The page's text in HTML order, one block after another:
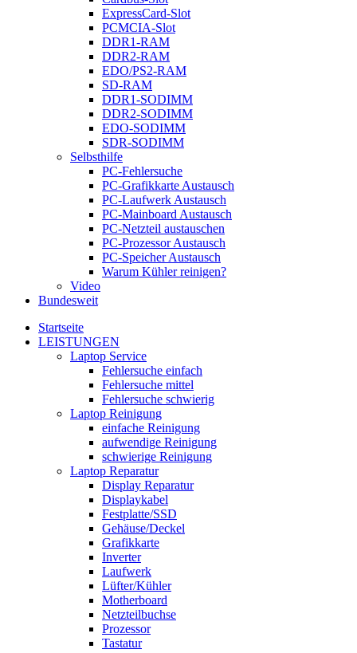
ExpressCard-Slot
PCMCIA-Slot
DDR1-RAM
DDR2-RAM
EDO/PS2-RAM
SD-RAM
DDR1-SODIMM
DDR2-SODIMM
EDO-SODIMM
SDR-SODIMM
Selbsthilfe
PC-Fehlersuche
PC-Grafikkarte Austausch
PC-Laufwerk Austausch
PC-Mainboard Austausch
PC-Netzteil austauschen
PC-Prozessor Austausch
PC-Speicher Austausch
Warum Kühler reinigen?
Video
Bundesweit
Startseite
LEISTUNGEN
Laptop Service
Fehlersuche einfach
Fehlersuche mittel
Fehlersuche schwierig
Laptop Reinigung
einfache Reinigung
aufwendige Reinigung
schwierige Reinigung
Laptop Reparatur
Display Reparatur
Displaykabel
Festplatte/SSD
Gehäuse/Deckel
Grafikkarte
Inverter
Laufwerk
Lüfter/Kühler
Motherboard
Netzteilbuchse
Prozessor
Tastatur